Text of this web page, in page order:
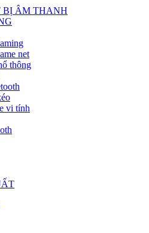
BỊ ÂM THANH
net
thông
vi tính